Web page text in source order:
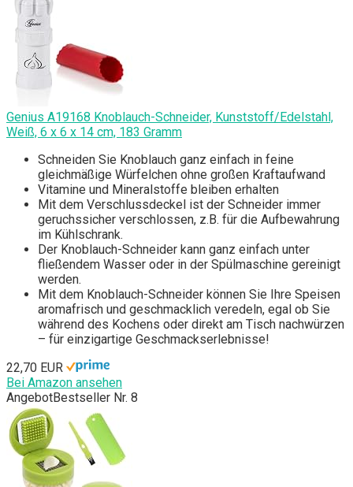
Genius A19168 Knoblauch-Schneider, Kunststoff/Edelstahl,
Weiß, 6 x 6 x 14 cm, 183 Gramm
Schneiden Sie Knoblauch ganz einfach in feine
gleichmäßige Würfelchen ohne großen Kraftaufwand
Vitamine und Mineralstoffe bleiben erhalten
Mit dem Verschlussdeckel ist der Schneider immer
geruchssicher verschlossen, z.B. für die Aufbewahrung
im Kühlschrank.
Der Knoblauch-Schneider kann ganz einfach unter
fließendem Wasser oder in der Spülmaschine gereinigt
werden.
Mit dem Knoblauch-Schneider können Sie Ihre Speisen
aromafrisch und geschmacklich veredeln, egal ob Sie
während des Kochens oder direkt am Tisch nachwürzen
– für einzigartige Geschmackserlebnisse!
22,70 EUR
Bei Amazon ansehen
AngebotBestseller Nr. 8